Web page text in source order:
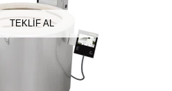
TEKLİF AL